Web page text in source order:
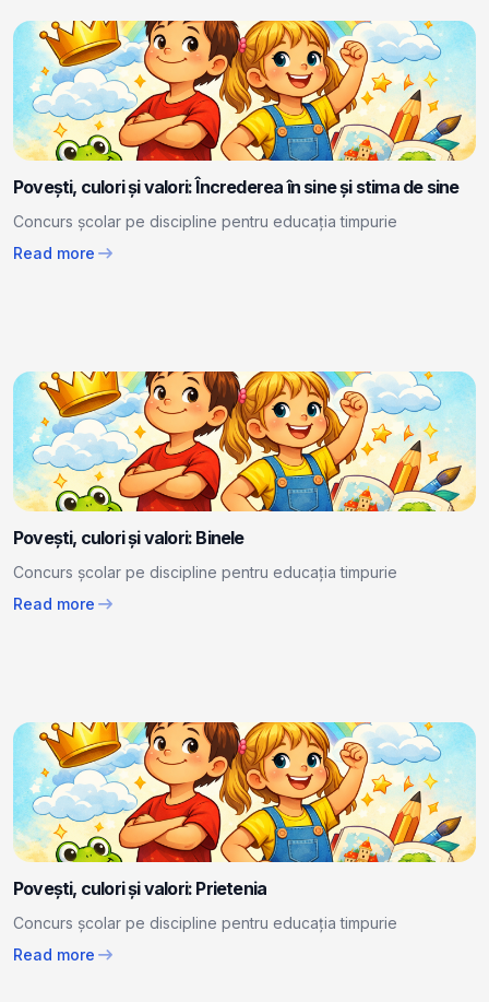
Povești, culori și valori: Încrederea în sine și stima de sine
Concurs școlar pe discipline pentru educația timpurie
Read more arrow_right_alt
Povești, culori și valori: Binele
Concurs școlar pe discipline pentru educația timpurie
Read more arrow_right_alt
Povești, culori și valori: Prietenia
Concurs școlar pe discipline pentru educația timpurie
Read more arrow_right_alt